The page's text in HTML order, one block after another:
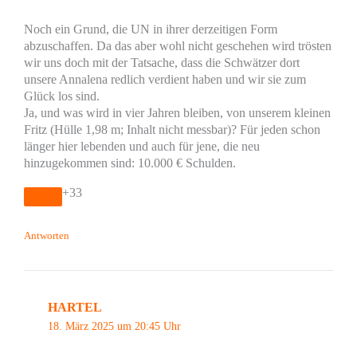
Noch ein Grund, die UN in ihrer derzeitigen Form
abzuschaffen. Da das aber wohl nicht geschehen wird trösten
wir uns doch mit der Tatsache, dass die Schwätzer dort
unsere Annalena redlich verdient haben und wir sie zum
Glück los sind.
Ja, und was wird in vier Jahren bleiben, von unserem kleinen
Fritz (Hülle 1,98 m; Inhalt nicht messbar)? Für jeden schon
länger hier lebenden und auch für jene, die neu
hinzugekommen sind: 10.000 € Schulden.
+33
Antworten
HARTEL
18. März 2025 um 20:45 Uhr